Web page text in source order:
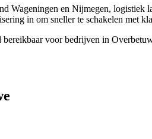
Wageningen en Nijmegen,
in om sneller te schakelen met
voor bedrijven in